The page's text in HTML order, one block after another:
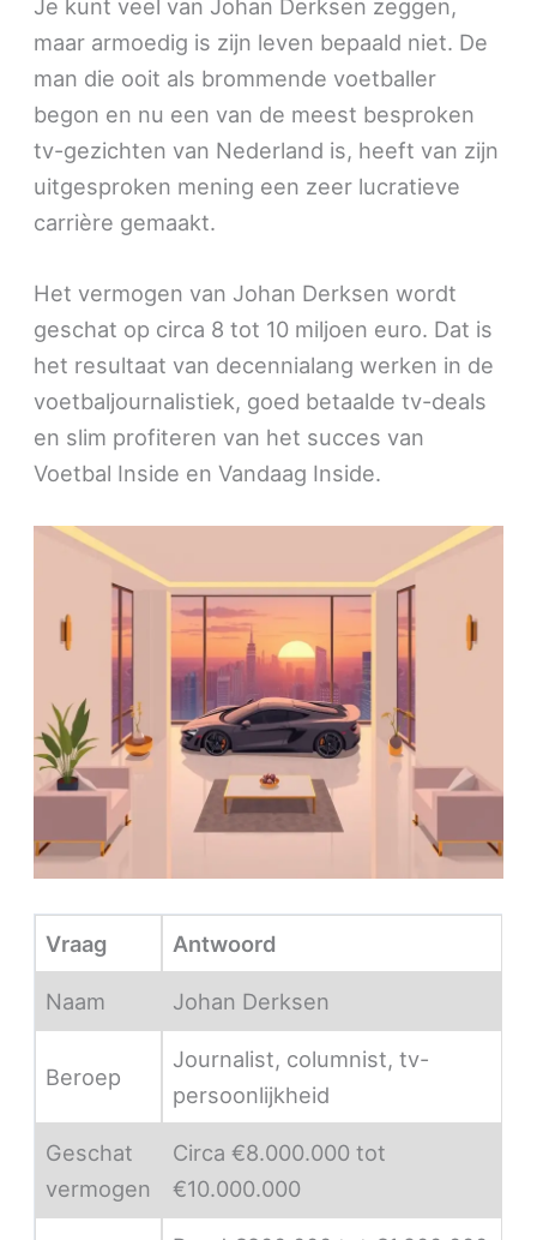
Je kunt veel van Johan Derksen zeggen,
maar armoedig is zijn leven bepaald niet. De
man die ooit als brommende voetballer
begon en nu een van de meest besproken
tv-gezichten van Nederland is, heeft van zijn
uitgesproken mening een zeer lucratieve
carrière gemaakt.
Het vermogen van Johan Derksen wordt
geschat op circa 8 tot 10 miljoen euro. Dat is
het resultaat van decennialang werken in de
voetbaljournalistiek, goed betaalde tv-deals
en slim profiteren van het succes van
Voetbal Inside en Vandaag Inside.
Vraag Antwoord
Naam Johan Derksen
Beroep
Journalist, columnist, tv-
persoonlijkheid
Geschat
vermogen
Circa €8.000.000 tot
€10.000.000